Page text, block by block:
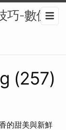
巧-數位
(257)
的甜美與新鮮